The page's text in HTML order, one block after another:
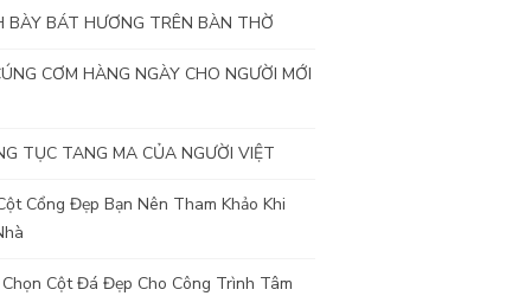
BÀY BÁT HƯƠNG TRÊN BÀN THỜ
CƠM HÀNG NGÀY CHO NGƯỜI MỚI
TỤC TANG MA CỦA NGƯỜI VIỆT
Cổng Đẹp Bạn Nên Tham Khảo Khi
Chọn Cột Đá Đẹp Cho Công Trình Tâm